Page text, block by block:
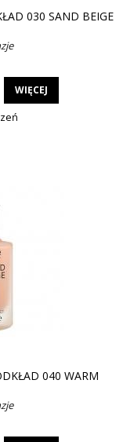
030 SAND BEIGE
WIĘCEJ
040 WARM